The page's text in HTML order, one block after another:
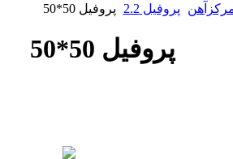
پروفیل 2.2 پروفیل 50*50
پروفیل 50*50